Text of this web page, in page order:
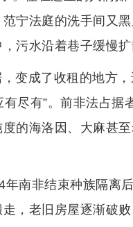
宁法庭的洗手间又
污水沿着巷子缓慢扩
变成了收租的地方
尽有”。前非法占据
的海洛因、大麻甚
南非结束种族隔离
，老旧房屋逐渐破